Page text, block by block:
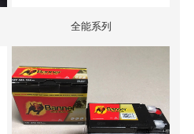
全能系列